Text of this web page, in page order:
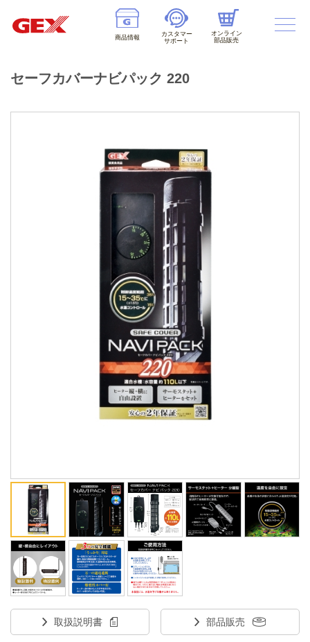
商品情報
カスタマー
サポート
オンライン
部品販売
ENGLISH 中文
セーフカバーナビパック 220
取扱説明書 部品販売